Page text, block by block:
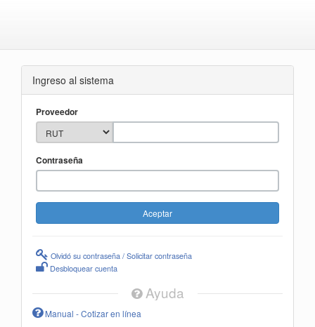
Ingreso al sistema
Proveedor
Contraseña
Olvidó su contraseña / Solicitar contraseña
Desbloquear cuenta
Ayuda
Manual - Cotizar en línea